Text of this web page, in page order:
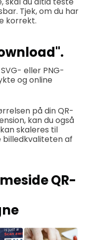
Tjek, om du har
korrekt.
eller PNG-
og online
på din QR-
kan du også
skaleres til
billedkvaliteten af
QR-